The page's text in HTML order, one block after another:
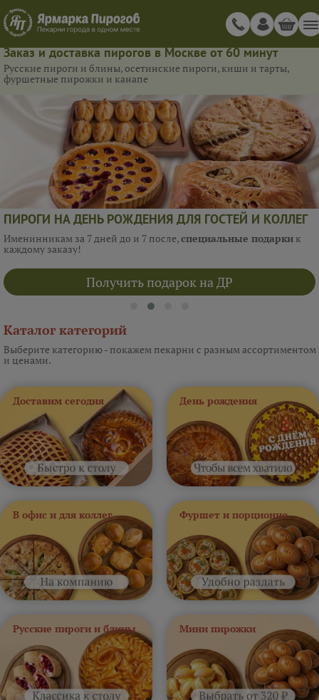
Заказ и доставка пирогов в Москве от 60 минут
Русские пироги и блины, осетинские пироги, киши и тарты,
фуршетные пирожки и канапе
ПИРОГИ НА ДЕНЬ РОЖДЕНИЯ ДЛЯ ГОСТЕЙ И КОЛЛЕГ
Именинникам за 7 дней до и 7 после,специальные подарки к
каждому заказу!
Получить подарок на ДР
Каталог категорий
Выберите категорию - покажем пекарни с разным ассортиментом
и ценами.
Доставим сегодня День рождения
В офис и для коллег Фуршет и порционно
Русские пироги и блины Мини пирожки